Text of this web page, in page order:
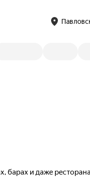
барах и даже